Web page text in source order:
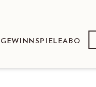
GEWINNSPIELEABO